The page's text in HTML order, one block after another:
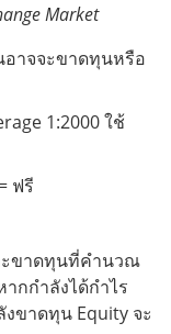
Market
าจจะขาดทุนหรือ
1:2000 ใช้
ฟรี
ะขาดทุนที่คำนวณ
กกำลังได้กำไร
งขาดทุน Equity จะ